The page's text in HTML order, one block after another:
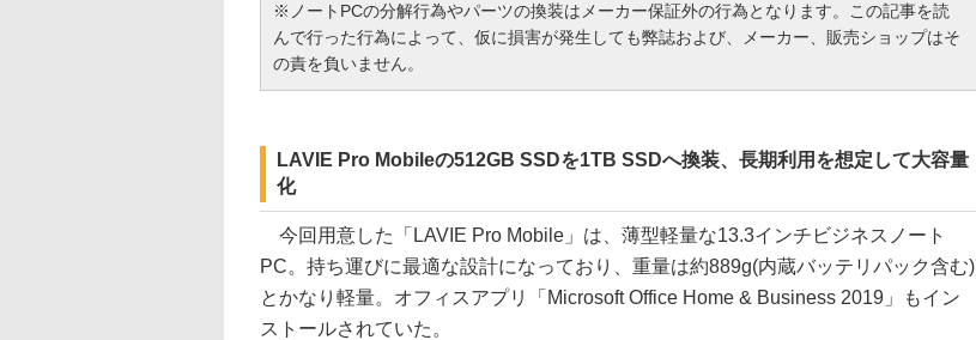
※ノートPCの分解行為やパーツの換装はメーカー保証外の行為となります。この記事を読
んで行った行為によって、仮に損害が発生しても弊誌および、メーカー、販売ショップはそ
の責を負いません。
LAVIE Pro Mobileの512GB SSDを1TB SSDへ換装、長期利用を想定して大容量
化
今回用意した「LAVIE Pro Mobile」は、薄型軽量な13.3インチビジネスノート
PC。持ち運びに最適な設計になっており、重量は約889g(内蔵バッテリパック含む)
とかなり軽量。オフィスアプリ「Microsoft Office Home & Business 2019」もイン
ストールされていた。